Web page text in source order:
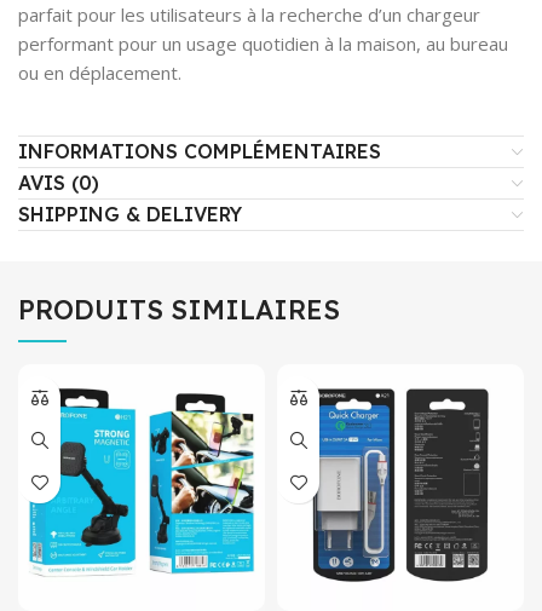
parfait pour les utilisateurs à la recherche d’un chargeur
performant pour un usage quotidien à la maison, au bureau
ou en déplacement.
INFORMATIONS COMPLÉMENTAIRES
AVIS (0)
SHIPPING & DELIVERY
PRODUITS SIMILAIRES